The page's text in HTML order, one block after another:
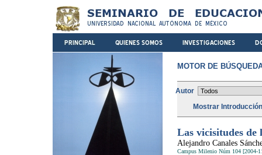
MOTOR DE
Autor
Mostrar
Las vicisitudes de
Alejandro Canales
Campus Milenio Núm 104 [2004-